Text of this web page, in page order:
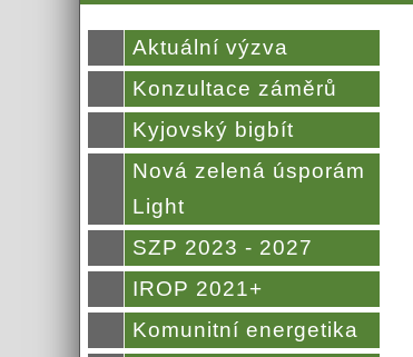
Aktuální výzva
Konzultace záměrů
Kyjovský bigbít
Nová zelená úsporám
Light
SZP 2023 - 2027
IROP 2021+
Komunitní energetika